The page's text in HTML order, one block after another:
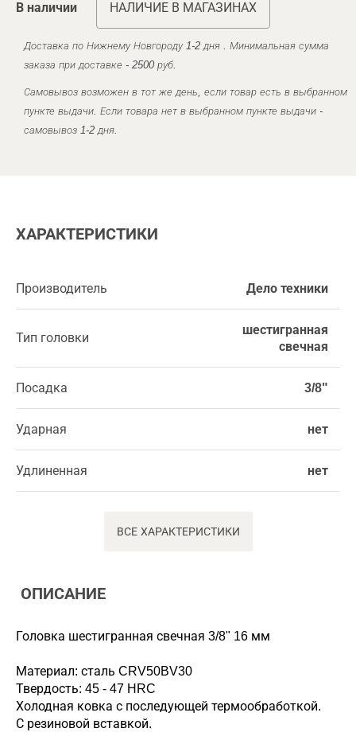
В наличии НАЛИЧИЕ В МАГАЗИНАХ
Доставка по Нижнему Новгороду 1-2 дня . Минимальная сумма
заказа при доставке - 2500 руб.
Самовывоз возможен в тот же день, если товар есть в выбранном
пункте выдачи. Если товара нет в выбранном пункте выдачи -
самовывоз 1-2 дня.
ХАРАКТЕРИСТИКИ
Производитель Дело техники
Тип головки
шестигранная
свечная
Посадка 3/8"
Ударная нет
Удлиненная нет
ВСЕ ХАРАКТЕРИСТИКИ
ОПИСАНИЕ
Головка шестигранная свечная 3/8" 16 мм
Материал: сталь CRV50BV30
Твердость: 45 - 47 HRC
Холодная ковка с последующей термообработкой.
С резиновой вставкой.